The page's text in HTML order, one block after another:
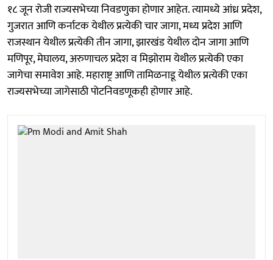
१८ जून रोजी राज्यसभेच्या निवडणुका होणार आहेत. त्यामध्ये आंध्र प्रदेश,
गुजरात आणि कर्नाटक येथील प्रत्येकी चार जागा, मध्य प्रदेश आणि
राजस्थान येथील प्रत्येकी तीन जागा, झारखंड येथील दोन जागा आणि
मणिपूर, मेघालय, अरुणाचल प्रदेश व मिझोराम येथील प्रत्येकी एका
जागेचा समावेश आहे. महाराष्ट्र आणि तामिळनाडू येथील प्रत्येकी एका
राज्यसभेच्या जागेसाठी पोटनिवडणूकही होणार आहे.